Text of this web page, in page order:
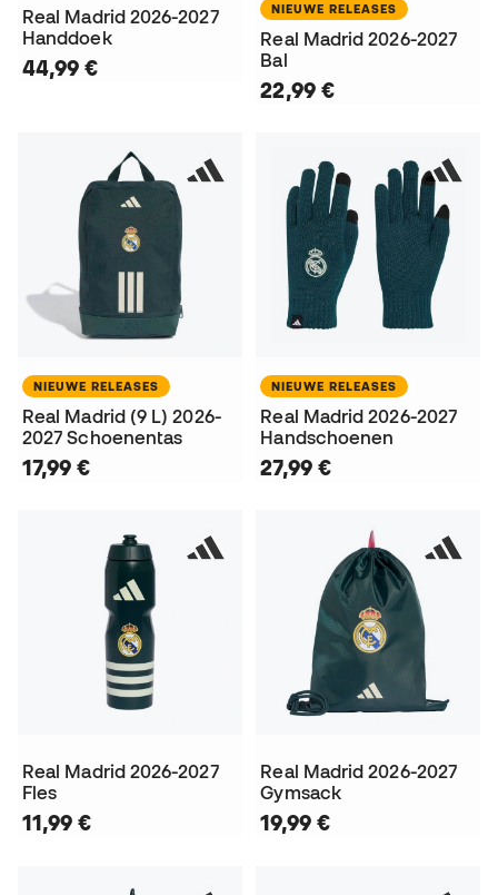
Real Madrid 2026-2027
Handdoek
44,99 €
NIEUWE RELEASES
Real Madrid 2026-2027
Bal
22,99 €
NIEUWE RELEASES
Real Madrid (9 L) 2026-
2027 Schoenentas
17,99 €
NIEUWE RELEASES
Real Madrid 2026-2027
Handschoenen
27,99 €
Real Madrid 2026-2027
Fles
11,99 €
Real Madrid 2026-2027
Gymsack
19,99 €